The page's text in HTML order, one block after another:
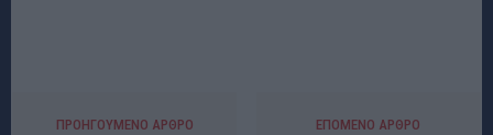
ΠΡΟΗΓΟΎΜΕΝΟ ΆΡΘΡΟ ΕΠΌΜΕΝΟ ΆΡΘΡΟ